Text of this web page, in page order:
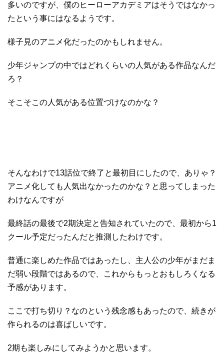
多いのですが、僕のヒーローアカデミアはそうではなかっ
たという事にはなるようです。
様子見のアニメ化だったのかもしれません。
少年ジャンプの中ではどれくらいの人気がある作品なんだ
ろ？
そこそこの人気がある位置づけなのかな？
そんなわけで13話位で終了と最初目にしたので、ありゃ？
アニメ化しても人気出なかったのかな？と思ってしまった
わけなんですが
最終話の最後で2期決定と告知されていたので、最初から1
クール予定だったんだと推測したわけです。
普通に楽しめた作品ではあったし、主人公の少年がまだま
だ弱い段階ではあるので、これからもっとおもしろくなる
予感があります。
ここで打ち切り？なのという残念感もあったので、続きが
作られるのは喜ばしいです。
2期も楽しみにしてみようかと思います。